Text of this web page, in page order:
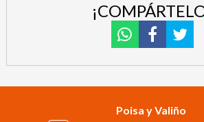
Poisa y Valiño